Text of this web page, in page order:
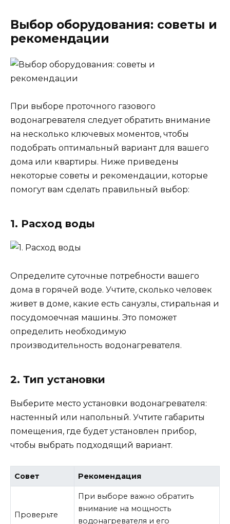
Выбор оборудования: советы и
рекомендации
При выборе проточного газового
водонагревателя следует обратить внимание
на несколько ключевых моментов, чтобы
подобрать оптимальный вариант для вашего
дома или квартиры. Ниже приведены
некоторые советы и рекомендации, которые
помогут вам сделать правильный выбор:
1. Расход воды
Определите суточные потребности вашего
дома в горячей воде. Учтите, сколько человек
живет в доме, какие есть санузлы, стиральная и
посудомоечная машины. Это поможет
определить необходимую
производительность водонагревателя.
2. Тип установки
Выберите место установки водонагревателя:
настенный или напольный. Учтите габариты
помещения, где будет установлен прибор,
чтобы выбрать подходящий вариант.
Совет Рекомендация
Проверьте
При выборе важно обратить
внимание на мощность
водонагревателя и его